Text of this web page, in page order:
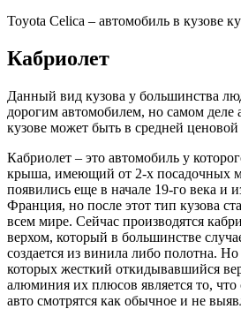
Toyota Celica – автомобиль в кузове
Кабриолет
Данный вид кузова у большинства
дорогим автомобилем, но самом деле
кузове может быть в средней ценовой
Кабриолет – это автомобиль у
крыша, имеющий от 2-х посадочных
появились еще в начале 19-го века и
Франция, но после этот тип кузова
всем мире. Сейчас производятся
верхом, который в большинстве
создается из винила либо полотна.
которых жесткий откидывавшийся
алюминия их плюсов является то,
авто смотрятся как обычное и не